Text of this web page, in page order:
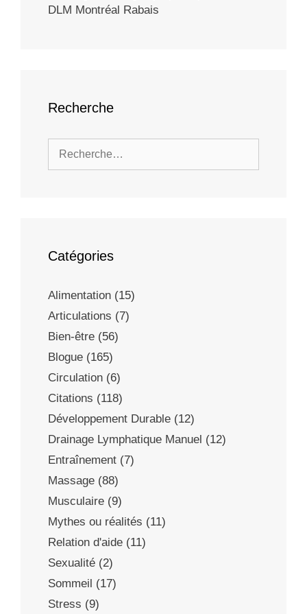
DLM Montréal Rabais
Recherche
Catégories
Alimentation (15)
Articulations (7)
Bien-être (56)
Blogue (165)
Circulation (6)
Citations (118)
Développement Durable (12)
Drainage Lymphatique Manuel (12)
Entraînement (7)
Massage (88)
Musculaire (9)
Mythes ou réalités (11)
Relation d'aide (11)
Sexualité (2)
Sommeil (17)
Stress (9)